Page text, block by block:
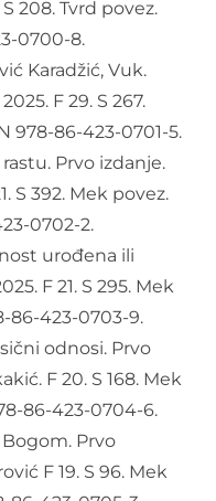
208. Tvrd povez.
0700-8.
Karadžić, Vuk.
F 29. S 267.
978-86-423-0701-5.
Prvo izdanje.
S 392. Mek povez.
0702-2.
urođena ili
F 21. S 295. Mek
86-423-0703-9.
odnosi. Prvo
F 20. S 168. Mek
86-423-0704-6.
Bogom. Prvo
F 19. S 96. Mek